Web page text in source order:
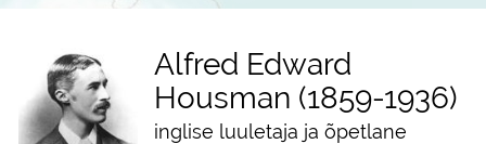
Alfred Edward
Housman 1859-1936
inglise luuletaja ja õpetlane